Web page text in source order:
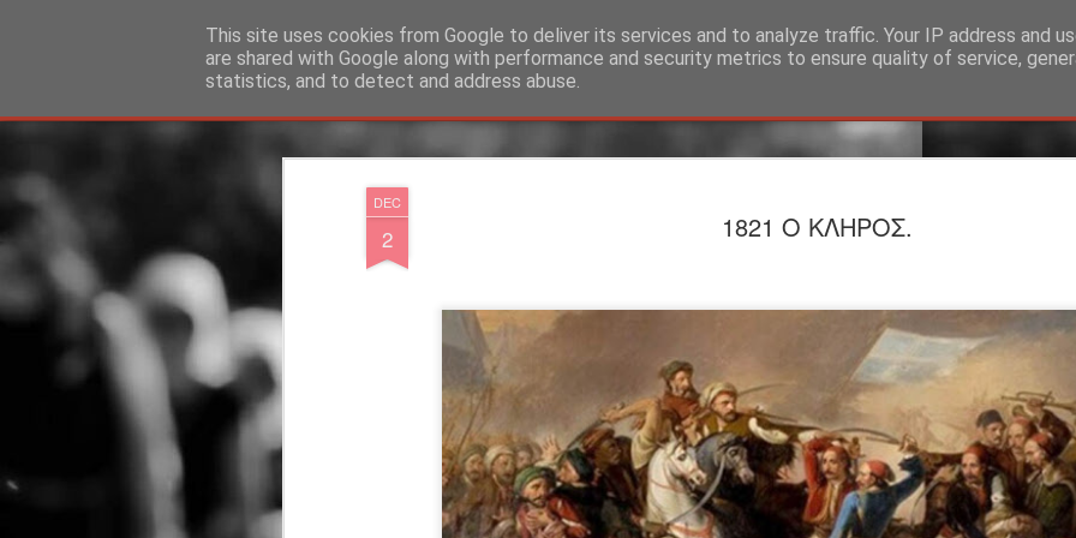
DEC
2 1821 Ο ΚΛΗΡΟΣ.
This site uses cookies from Google to deliver its services and to analyze traffic. Your IP address and
are shared with Google along with performance and security metrics to ensure quality of service,
statistics, and to detect and address abuse.
"Ερασιτέχνες Άνθρωποι"
5
στην
Hellenic Biohacking: Η
κώδικα της
Σε μια παγκόσμια
μακροζωίας (Longevity)
επένδυση του
πρωτοπόρος που
αναβαθμίζει το